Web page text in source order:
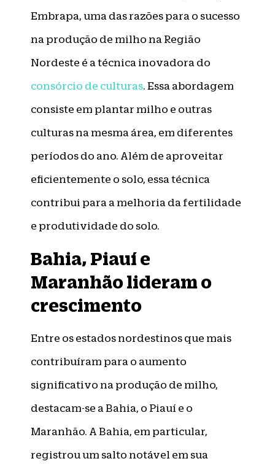
Embrapa, uma das razões para o sucesso
na produção de milho na Região
Nordeste é a técnica inovadora do
consórcio de culturas. Essa abordagem
consiste em plantar milho e outras
culturas na mesma área, em diferentes
períodos do ano. Além de aproveitar
eficientemente o solo, essa técnica
contribui para a melhoria da fertilidade
e produtividade do solo.
Bahia, Piauí e
Maranhão lideram o
crescimento
Entre os estados nordestinos que mais
contribuíram para o aumento
significativo na produção de milho,
destacam-se a Bahia, o Piauí e o
Maranhão. A Bahia, em particular,
registrou um salto notável em sua